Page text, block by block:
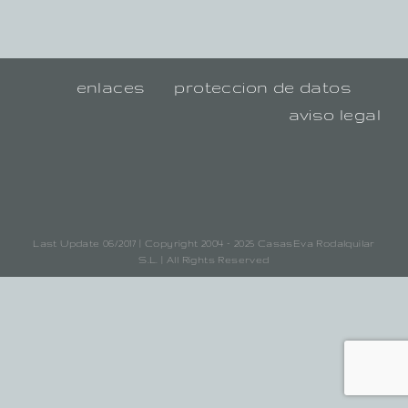
enlaces
proteccion de datos
aviso legal
Last Update 06/2017 | Copyright 2004 - 2025 CasasEva Rodalquilar
S.L. | All Rights Reserved